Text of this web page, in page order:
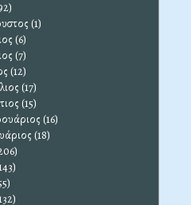
(1)
(6)
(7)
(12)
(17)
(15)
(16)
(18)